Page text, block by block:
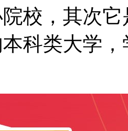
校，其次
科类大学